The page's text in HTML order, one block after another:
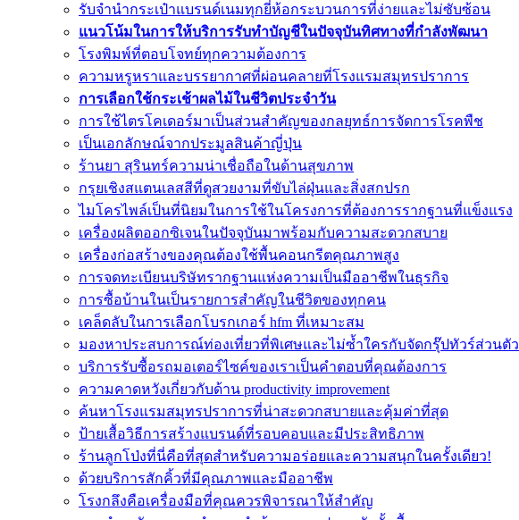
รับจำนำกระเป๋าแบรนด์เนมทุกยี่ห้อกระบวนการที่ง่ายและไม่ซับซ้อน
แนวโน้มในการให้บริการรับทำบัญชีในปัจจุบันทิศทางที่กำลังพัฒนา
โรงพิมพ์ที่ตอบโจทย์ทุกความต้องการ
ความหรูหราและบรรยากาศที่ผ่อนคลายที่โรงแรมสมุทรปราการ
การเลือกใช้กระเช้าผลไม้ในชีวิตประจำวัน
การใช้ไตรโคเดอร์มาเป็นส่วนสำคัญของกลยุทธ์การจัดการโรคพืช
เป็นเอกลักษณ์จากประมูลสินค้าญี่ปุ่น
ร้านยา สุรินทร์ความน่าเชื่อถือในด้านสุขภาพ
กรุยเชิงสแตนเลสสีที่ดูสวยงามที่ขับไล่ฝุ่นและสิ่งสกปรก
ไมโครไพล์เป็นที่นิยมในการใช้ในโครงการที่ต้องการรากฐานที่แข็งแรง
เครื่องผลิตออกซิเจนในปัจจุบันมาพร้อมกับความสะดวกสบาย
เครื่องก่อสร้างของคุณต้องใช้พื้นคอนกรีตคุณภาพสูง
การจดทะเบียนบริษัทรากฐานแห่งความเป็นมืออาชีพในธุรกิจ
การซื้อบ้านในเป็นรายการสำคัญในชีวิตของทุกคน
เคล็ดลับในการเลือกโบรกเกอร์ hfm ที่เหมาะสม
มองหาประสบการณ์ท่องเที่ยวที่พิเศษและไม่ซ้ำใครกับจัดกรุ๊ปทัวร์ส่วนตัว
บริการรับซื้อรถมอเตอร์ไซค์ของเราเป็นคำตอบที่คุณต้องการ
ความคาดหวังเกี่ยวกับด้าน productivity improvement
ค้นหาโรงแรมสมุทรปราการที่น่าสะดวกสบายและคุ้มค่าที่สุด
ป้ายเสื้อวิธีการสร้างแบรนด์ที่รอบคอบและมีประสิทธิภาพ
ร้านลูกโป่งที่นี่คือที่สุดสำหรับความอร่อยและความสนุกในครั้งเดียว!
ด้วยบริการสักคิ้วที่มีคุณภาพและมืออาชีพ
โรงกลึงคือเครื่องมือที่คุณควรพิจารณาให้สำคัญ